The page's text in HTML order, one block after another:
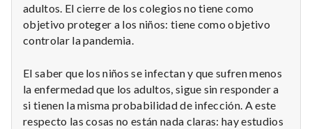
adultos. El cierre de los colegios no tiene como
objetivo proteger a los niños: tiene como objetivo
controlar la pandemia.
El saber que los niños se infectan y que sufren menos
la enfermedad que los adultos, sigue sin responder a
si tienen la misma probabilidad de infección. A este
respecto las cosas no están nada claras: hay estudios